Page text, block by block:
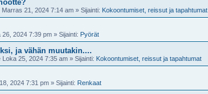
Marras 21, 2024 7:14 am » Sijainti: Kokoontumiset, reissut ja tapahtumat
26, 2024 7:39 pm » Sijainti: Pyörät
ja vähän muutakin....
Loka 25, 2024 7:35 am » Sijainti: Kokoontumiset, reissut ja tapahtumat
2024 7:31 pm » Sijainti: Renkaat